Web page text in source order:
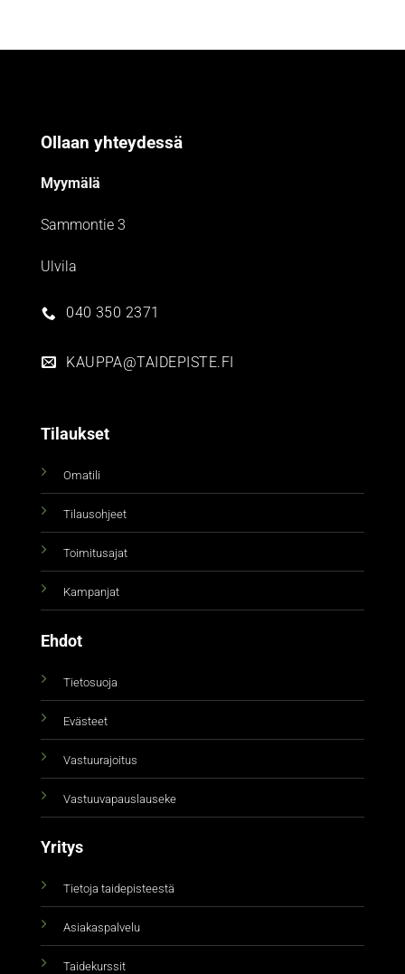
Ollaan yhteydessä
Myymälä
Sammontie 3
Ulvila
040 350 2371
KAUPPA@TAIDEPISTE.FI
Tilaukset
Omatili
Tilausohjeet
Toimitusajat
Kampanjat
Ehdot
Tietosuoja
Evästeet
Vastuurajoitus
Vastuuvapauslauseke
Yritys
Tietoja taidepisteestä
Asiakaspalvelu
Taidekurssit